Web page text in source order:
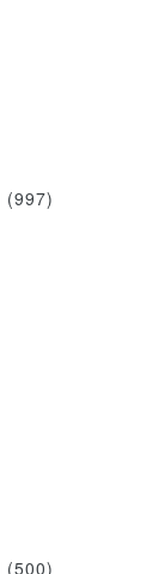
(997)
(500)